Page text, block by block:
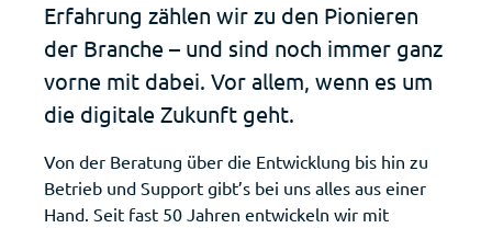
Erfahrung zählen wir zu den Pionieren
der Branche – und sind noch immer ganz
vorne mit dabei. Vor allem, wenn es um
die digitale Zukunft geht.
Von der Beratung über die Entwicklung bis hin zu
Betrieb und Support gibt’s bei uns alles aus einer
Hand. Seit fast 50 Jahren entwickeln wir mit